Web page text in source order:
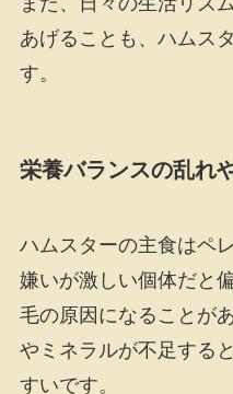
あげることも、ハムス
す。
栄養バランスの乱れ
ハムスターの主食はペ
嫌いが激しい個体だと
毛の原因になることが
やミネラルが不足する
すいです。